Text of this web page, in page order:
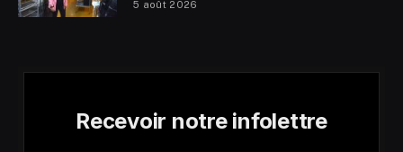
5 août 2026
Recevoir notre infolettre